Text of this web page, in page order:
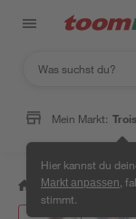
Mein Markt:
Hier kannst du
Markt anpassen ,
stimmt.
/ Bauen &